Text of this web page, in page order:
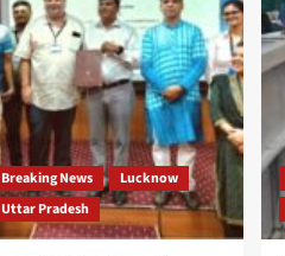
Breaking News
Lucknow
Uttar Pradesh